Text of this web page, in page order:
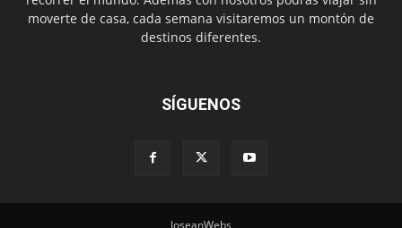
moverte de casa, cada semana visitaremos un montón de
destinos diferentes.
SÍGUENOS
JoseanWebs